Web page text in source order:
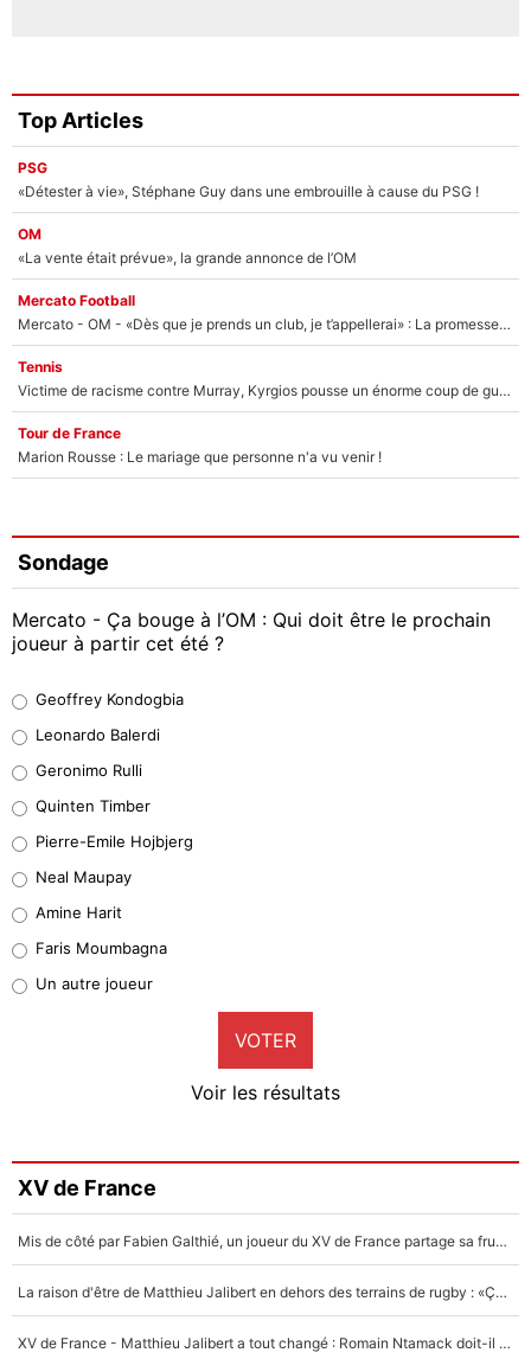
Top Articles
PSG
«Détester à vie», Stéphane Guy dans une embrouille à cause du PSG !
OM
«La vente était prévue», la grande annonce de l’OM
Mercato Football
Mercato - OM - «Dès que je prends un club, je t’appellerai» : La promesse de Marcelino au moment de claquer la porte
Tennis
Victime de racisme contre Murray, Kyrgios pousse un énorme coup de gueule !
Tour de France
Marion Rousse : Le mariage que personne n'a vu venir !
Sondage
Mercato - Ça bouge à l’OM : Qui doit être le prochain
joueur à partir cet été ?
38%
32%
5%
1%
9%
Faris Moumbagna
4%
Un autre joueur
5%
Geoffrey Kondogbia
Leonardo Balerdi
Geronimo Rulli
Quinten Timber
Pierre-Emile Hojbjerg
Neal Maupay
Amine Harit
Faris Moumbagna
Un autre joueur
VOTER
Voir les résultats
XV de France
Mis de côté par Fabien Galthié, un joueur du XV de France partage sa frustration : «ils ne me l’ont pas dit tout de suite»
La raison d'être de Matthieu Jalibert en dehors des terrains de rugby : «Ça m'atteint autant que si tu touches à un membre de ma famille»
XV de France - Matthieu Jalibert a tout changé : Romain Ntamack doit-il s’inquiéter pour sa place à un an de la Coupe du monde ?